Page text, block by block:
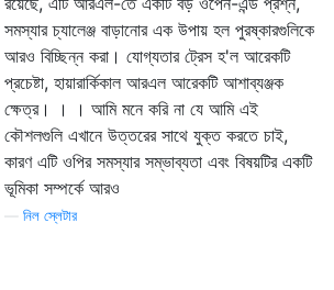
সমস্যার চ্যালেঞ্জ বাড়ানোর এক উপায় হল পুরষ্কারগুলিকে
আরও বিচ্ছিন্ন করা। যোগ্যতার ট্রেস হ'ল আরেকটি
প্রচেষ্টা, হায়ারার্কিকাল আরএল আরেকটি আশাব্যঞ্জক
ক্ষেত্র। । । আমি মনে করি না যে আমি এই
কৌশলগুলি এখানে উত্তরের সাথে যুক্ত করতে চাই,
কারণ এটি ওপির সমস্যার সম্ভাব্যতা এবং বিষয়টির একটি
ভূমিকা সম্পর্কে আরও
নিল স্লেটার